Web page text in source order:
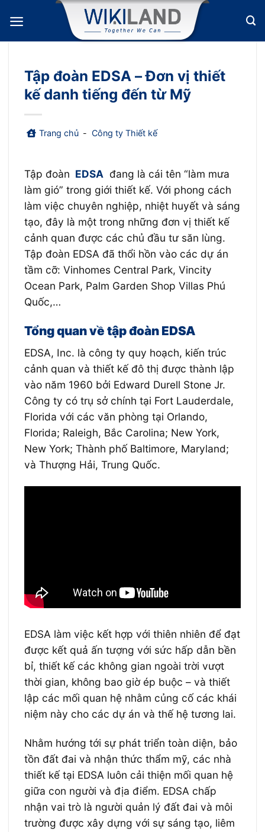
qua
nội
Tập đoàn EDSA – Đơn vị thiết
kế danh tiếng đến từ Mỹ
Trang chủ - Công ty Thiết kế
Tập đoàn EDSA đang là cái tên “làm mưa
làm gió” trong giới thiết kế. Với phong cách
làm việc chuyên nghiệp, nhiệt huyết và sáng
tạo, đây là một trong những đơn vị thiết kế
cảnh quan được các chủ đầu tư săn lùng.
Tập đoàn EDSA đã thổi hồn vào các dự án
tầm cỡ: Vinhomes Central Park, Vincity
Ocean Park, Palm Garden Shop Villas Phú
Quốc,…
Tổng quan về tập đoàn EDSA
EDSA, Inc. là công ty quy hoạch, kiến ​​trúc
cảnh quan và thiết kế đô thị được thành lập
vào năm 1960 bởi Edward Durell Stone Jr.
Công ty có trụ sở chính tại Fort Lauderdale,
Florida với các văn phòng tại Orlando,
Florida; Raleigh, Bắc Carolina; New York,
New York; Thành phố Baltimore, Maryland;
và Thượng Hải, Trung Quốc.
EDSA làm việc kết hợp với thiên nhiên để đạt
được kết quả ấn tượng với sức hấp dẫn bền
bỉ, thiết kế các không gian ngoài trời vượt
thời gian, không bao giờ ép buộc – và thiết
lập các mối quan hệ nhằm củng cố các khái
niệm này cho các dự án và thế hệ tương lai.
Nhằm hướng tới sự phát triển toàn diện, bảo
tồn đất đai và nhận thức thẩm mỹ, các nhà
thiết kế tại EDSA luôn cải thiện mối quan hệ
giữa con người và địa điểm. EDSA chấp
nhận vai trò là người quản lý đất đai và môi
trường được xây dựng với sự sáng tạo, liêm